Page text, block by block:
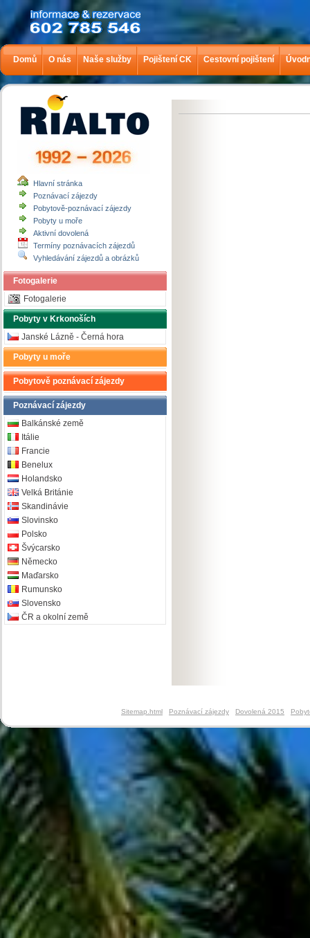
Domů O nás Naše služby Pojištení CK Cestovní pojištení
Hlavní stránka
Poznávací zájezdy
Pobytově-poznávací zájezdy
Pobyty u moře
Aktivní dovolená
Termíny poznávacích zájezdů
Vyhledávání zájezdů a obrázků
Fotogalerie
Fotogalerie
Pobyty v Krkonoších
Janské Lázně - Černá hora
Pobyty u moře
Pobytově poznávací zájezdy
Poznávací zájezdy
Balkánské země
Itálie
Francie
Benelux
Holandsko
Velká Británie
Skandinávie
Slovinsko
Polsko
Švýcarsko
Německo
Maďarsko
Rumunsko
Slovensko
ČR a okolní země
Sitemap.html Poznávací zájezdy Dovolená 2015